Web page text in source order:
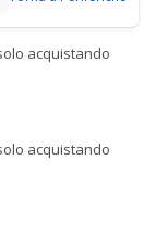
acquistando
acquistando